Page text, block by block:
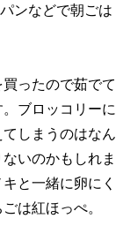
ンなどで朝ごは
ったので茹でて
ブロッコリーに
しまうのはなん
いのかもしれま
と一緒に卵にく
は紅ほっぺ。